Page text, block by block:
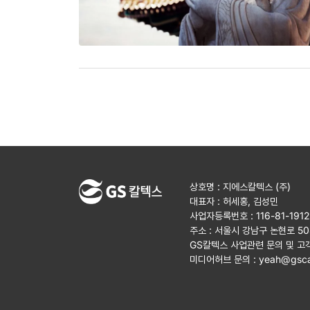
상호명 : 지에스칼텍스 (주)
대표자 : 허세홍, 김성민
사업자등록번호 : 116-81-
주소 : 서울시 강남구 논현로
GS칼텍스 사업관련 문의 및 고
미디어허브 문의 :